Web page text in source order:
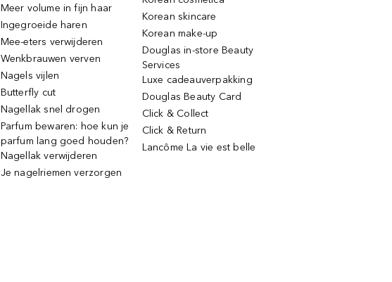
Meer volume in fijn haar
Ingegroeide haren
Mee-eters verwijderen
Wenkbrauwen verven
Nagels vijlen
Butterfly cut
Nagellak snel drogen
Parfum bewaren: hoe kun je
parfum lang goed houden?
Nagellak verwijderen
Je nagelriemen verzorgen
Korean skincare
Korean make-up
Douglas in-store Beauty
Services
Luxe cadeauverpakking
Douglas Beauty Card
Click & Collect
Click & Return
Lancôme La vie est belle